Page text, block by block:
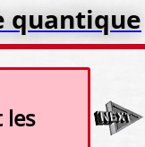
quantique
les